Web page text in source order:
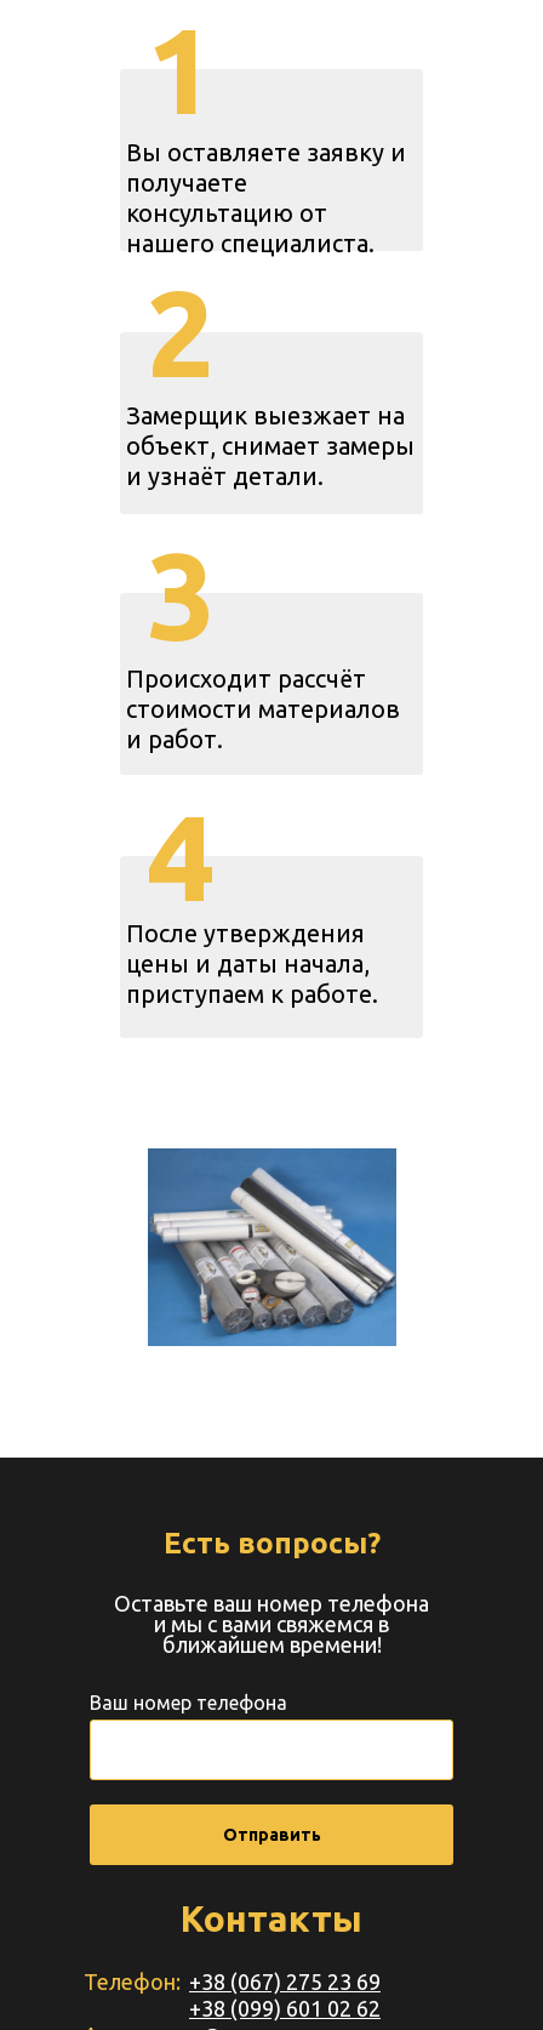
1
Вы оставляете заявку и
получаете
консультацию от
нашего специалиста.
2
3
4
Происходит рассчёт
стоимости материалов
и работ.
Замерщик выезжает на
объект, снимает замеры
и узнаёт детали.
После утверждения
цены и даты начала,
приступаем к работе.
Контакты
Телефон: +38 (067) 275 23 69
Ваш номер телефона
Отправить
Есть вопросы?
Оставьте ваш номер телефона
и мы с вами свяжемся в
ближайшем времени!
+38 (099) 601 02 62